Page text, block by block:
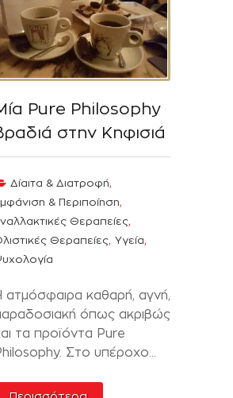
Pure Philosophy
στην Κηφισιά
Δίαιτα & Διατροφή,
& Περιποίηση,
Θεραπείες,
Θεραπείες, Υγεία,
ατμόσφαιρα καθαρή, αγνή,
όπως ακριβώς
τα προϊόντα Pure
Στο υπέροχο...